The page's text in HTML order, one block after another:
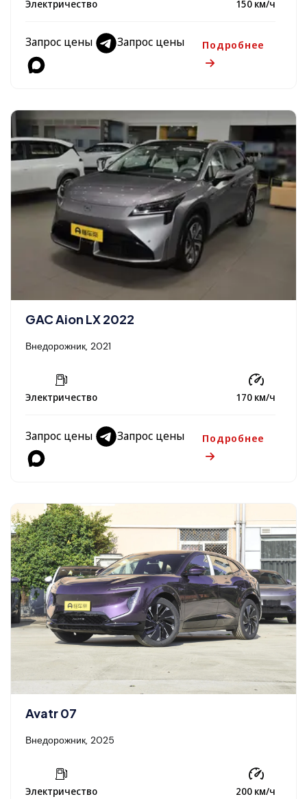
Электричество 150 км/ч
Запрос цены Запрос цены Подробнее
GAC Aion LX 2022
Внедорожник, 2021
Электричество 170 км/ч
Запрос цены Запрос цены Подробнее
Avatr 07
Внедорожник, 2025
Электричество 200 км/ч